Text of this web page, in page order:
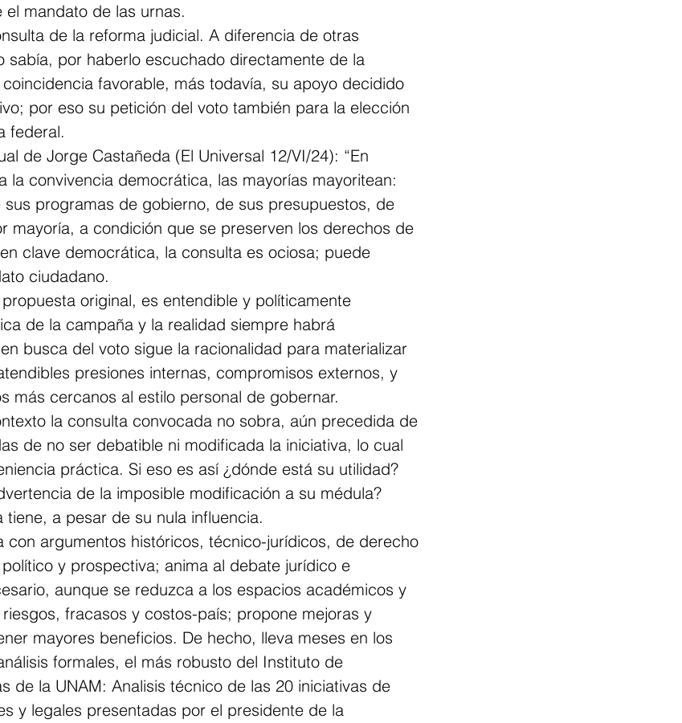
mandato de las urnas.
de la reforma judicial. A diferencia de otras
sabía, por haberlo escuchado directamente de la
favorable, más todavía, su apoyo decidido
por eso su petición del voto también para la elección
federal.
de Jorge Castañeda (El Universal 12/VI/24): “En
la convivencia democrática, las mayorías mayoritean:
programas de gobierno, de sus presupuestos, de
mayoría, a condición que se preserven los derechos de
clave democrática, la consulta es ociosa; puede
ciudadano.
original, es entendible y políticamente
de la campaña y la realidad siempre habrá
busca del voto sigue la racionalidad para materializar
presiones internas, compromisos externos, y
más cercanos al estilo personal de gobernar.
la consulta convocada no sobra, aún precedida de
de no ser debatible ni modificada la iniciativa, lo cual
práctica. Si eso es así ¿dónde está su utilidad?
de la imposible modificación a su médula?
tiene, a pesar de su nula influencia.
con argumentos históricos, técnico-jurídicos, de derecho
y prospectiva; anima al debate jurídico e
aunque se reduzca a los espacios académicos y
fracasos y costos-país; propone mejoras y
mayores beneficios. De hecho, lleva meses en los
formales, el más robusto del Instituto de
de la UNAM: Analisis técnico de las 20 iniciativas de
y legales presentadas por el presidente de la